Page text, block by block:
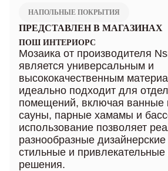
НАПОЛЬНЫЕ ПОКРЫТИЯ
ПРЕДСТАВЛЕН В МАГАЗИНАХ
ПОШ ИНТЕРИОРС
Мозаика от производителя
является универсальным и
высококачественным
идеально подходит для
помещений, включая ванные
сауны, парные хамамы и
использование позволяет
разнообразные
стильные и
решения.